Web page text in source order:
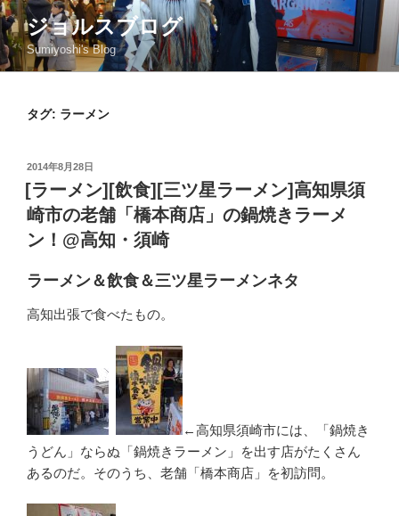
コ
ン
テ
ン
ジョルスブログ
Sumiyoshi's Blog
タグ: ラーメン
投
稿
日:
2014年8月28日
[ラーメン][飲食][三ツ星ラーメン]高知県須
崎市の老舗「橋本商店」の鍋焼きラーメ
ン！@高知・須崎
ラーメン＆飲食＆三ツ星ラーメンネタ
高知出張で食べたもの。
←高知県須崎市には、「鍋焼き
うどん」ならぬ「鍋焼きラーメン」を出す店がたくさん
あるのだ。そのうち、老舗「橋本商店」を初訪問。